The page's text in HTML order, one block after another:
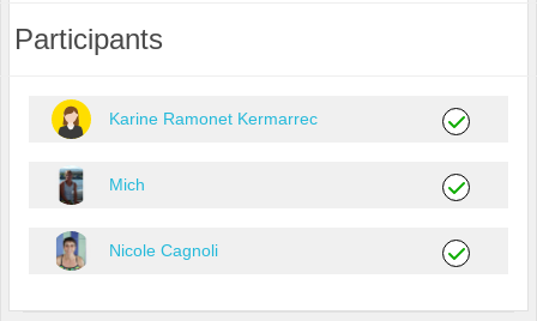
Participants
Karine Ramonet Kermarrec
Mich
Nicole Cagnoli